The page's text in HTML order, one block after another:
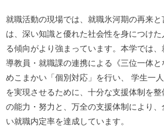
就職活動の現場では、就職氷河期の再来
は、深い知識と優れた社会性を身につけ
る傾向がより強まっています。本学では
導教員・就職課の連携による《三位一体
めこまかい「個別対応」を行い、 学生一
を実現させるために、十分な支援体制を
の能力・努力と、万全の支援体制により
い就職内定率を達成しています。